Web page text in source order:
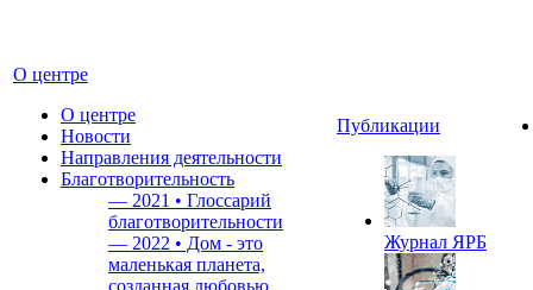
О центре
О центре
Новости
Направления деятельности
Благотворительность
— 2021 • Глоссарий
благотворительности
— 2022 • Дом - это
маленькая планета,
созданная любовью
Публикации
Журнал ЯРБ